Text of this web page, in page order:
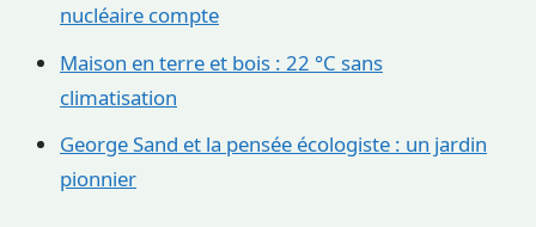
nucléaire compte
Maison en terre et bois : 22 °C sans
climatisation
George Sand et la pensée écologiste : un jardin
pionnier